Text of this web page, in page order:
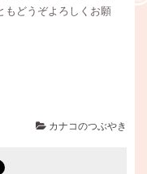
もどうぞよろしくお願
カナコのつぶやき